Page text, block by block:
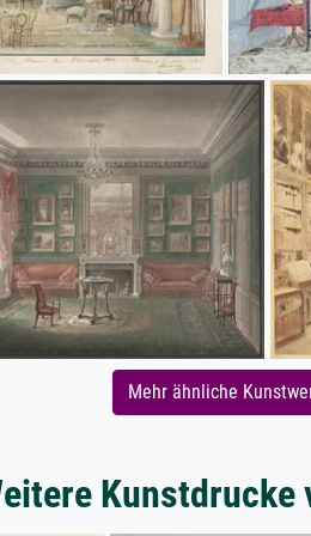
Mehr ähnliche
Kunstdrucke